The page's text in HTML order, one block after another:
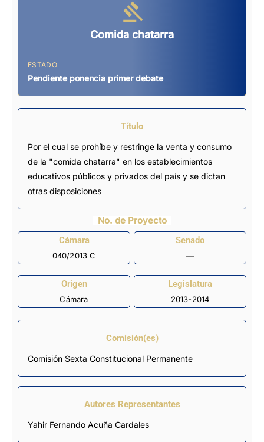
Comida chatarra
ESTADO
Pendiente ponencia primer debate
Título
Por el cual se prohíbe y restringe la venta y consumo
de la "comida chatarra" en los establecimientos
educativos públicos y privados del país y se dictan
otras disposiciones
No. de Proyecto
Cámara
040/2013 C
Senado
—
Origen
Cámara
Legislatura
2013-2014
Comisión(es)
Comisión Sexta Constitucional Permanente
Autores Representantes
Yahir Fernando Acuña Cardales